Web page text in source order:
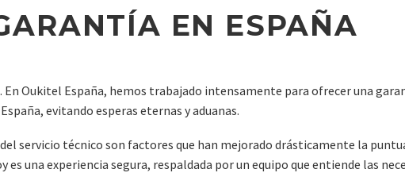
EN ESPAÑA
En Oukitel España, hemos trabajado intensamente para ofrecer una
evitando esperas eternas y aduanas.
servicio técnico son factores que han mejorado drásticamente la
una experiencia segura, respaldada por un equipo que entiende las